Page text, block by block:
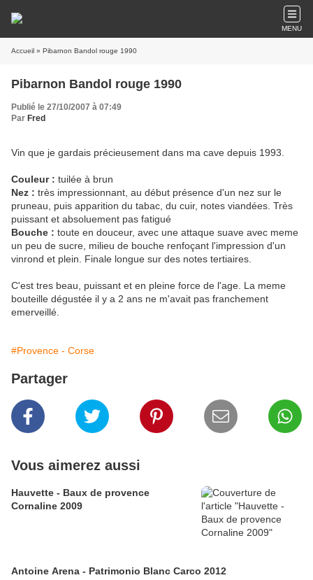
MENU
Accueil » Pibarnon Bandol rouge 1990
Pibarnon Bandol rouge 1990
Publié le 27/10/2007 à 07:49
Par Fred
Vin que je gardais précieusement dans ma cave depuis 1993.
Couleur : tuilée à brun
Nez : très impressionnant, au début présence d'un nez sur le
pruneau, puis apparition du tabac, du cuir, notes viandées. Très
puissant et absoluement pas fatigué
Bouche : toute en douceur, avec une attaque suave avec meme
un peu de sucre, milieu de bouche renfoçant l'impression d'un
vinrond et plein. Finale longue sur des notes tertiaires.
C'est tres beau, puissant et en pleine force de l'age. La meme
bouteille dégustée il y a 2 ans ne m'avait pas franchement
emerveillé.
#Provence - Corse
Partager
Vous aimerez aussi
Hauvette - Baux de provence
Cornaline 2009
Antoine Arena - Patrimonio Blanc Carco 2012